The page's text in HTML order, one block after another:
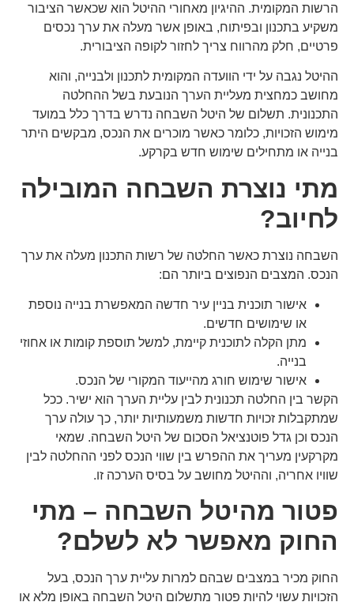
הרשות המקומית. ההיגיון מאחורי ההיטל הוא שכאשר הציבור
משקיע בתכנון ובפיתוח, באופן אשר מעלה את ערך נכסים
פרטיים, חלק מהרווח צריך לחזור לקופה הציבורית.
ההיטל נגבה על ידי הוועדה המקומית לתכנון ולבנייה, והוא
מחושב כמחצית מעליית הערך הנובעת בשל ההחלטה
התכנונית. תשלום של היטל השבחה נדרש בדרך כלל במועד
מימוש הזכויות, כלומר כאשר מוכרים את הנכס, מבקשים היתר
בנייה או מתחילים שימוש חדש בקרקע.
מתי נוצרת השבחה המובילה
לחיוב?
השבחה נוצרת כאשר החלטה של רשות התכנון מעלה את ערך
הנכס. המצבים הנפוצים ביותר הם:
אישור תוכנית בניין עיר חדשה המאפשרת בנייה נוספת
או שימושים חדשים.
מתן הקלה לתוכנית קיימת, למשל תוספת קומות או אחוזי
בנייה.
אישור שימוש חורג מהייעוד המקורי של הנכס.
הקשר בין החלטה תכנונית לבין עליית הערך הוא ישיר. ככל
שמתקבלות זכויות חדשות משמעותיות יותר, כך עולה ערך
הנכס וכן גדל פוטנציאל הסכום של היטל השבחה. שמאי
מקרקעין מעריך את ההפרש בין שווי הנכס לפני ההחלטה לבין
שוויו אחריה, וההיטל מחושב על בסיס הערכה זו.
פטור מהיטל השבחה – מתי
החוק מאפשר לא לשלם?
החוק מכיר במצבים שבהם למרות עליית ערך הנכס, בעל
הזכויות עשוי להיות פטור מתשלום היטל השבחה באופן מלא או